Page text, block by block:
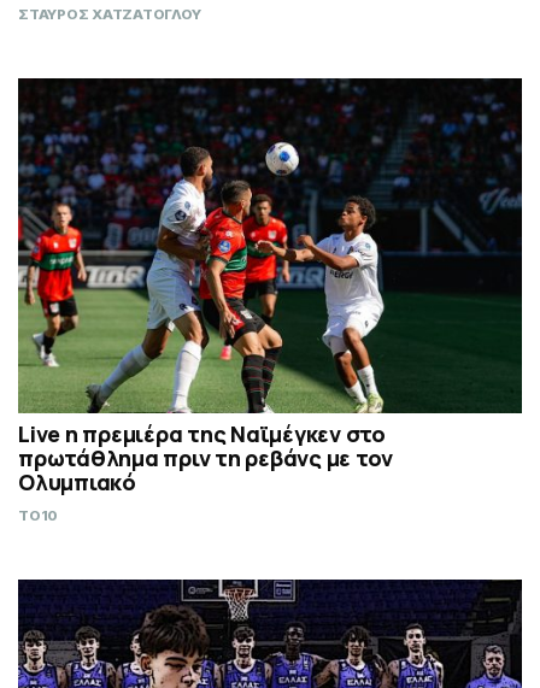
ΣΤΑΥΡΟΣ ΧΑΤΖΑΤΟΓΛΟΥ
Live η πρεμιέρα της Ναϊμέγκεν στο
πρωτάθλημα πριν τη ρεβάνς με τον
Ολυμπιακό
TO10